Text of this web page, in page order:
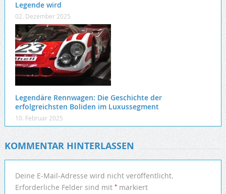
Legende wird
02. Dezember 2025
Legendäre Rennwagen: Die Geschichte der
erfolgreichsten Boliden im Luxussegment
10. Februar 2025
KOMMENTAR HINTERLASSEN
Deine E-Mail-Adresse wird nicht veröffentlicht.
Erforderliche Felder sind mit *markiert